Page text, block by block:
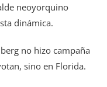
neoyorquino
dinámica.
no hizo campaña
sino en Florida.